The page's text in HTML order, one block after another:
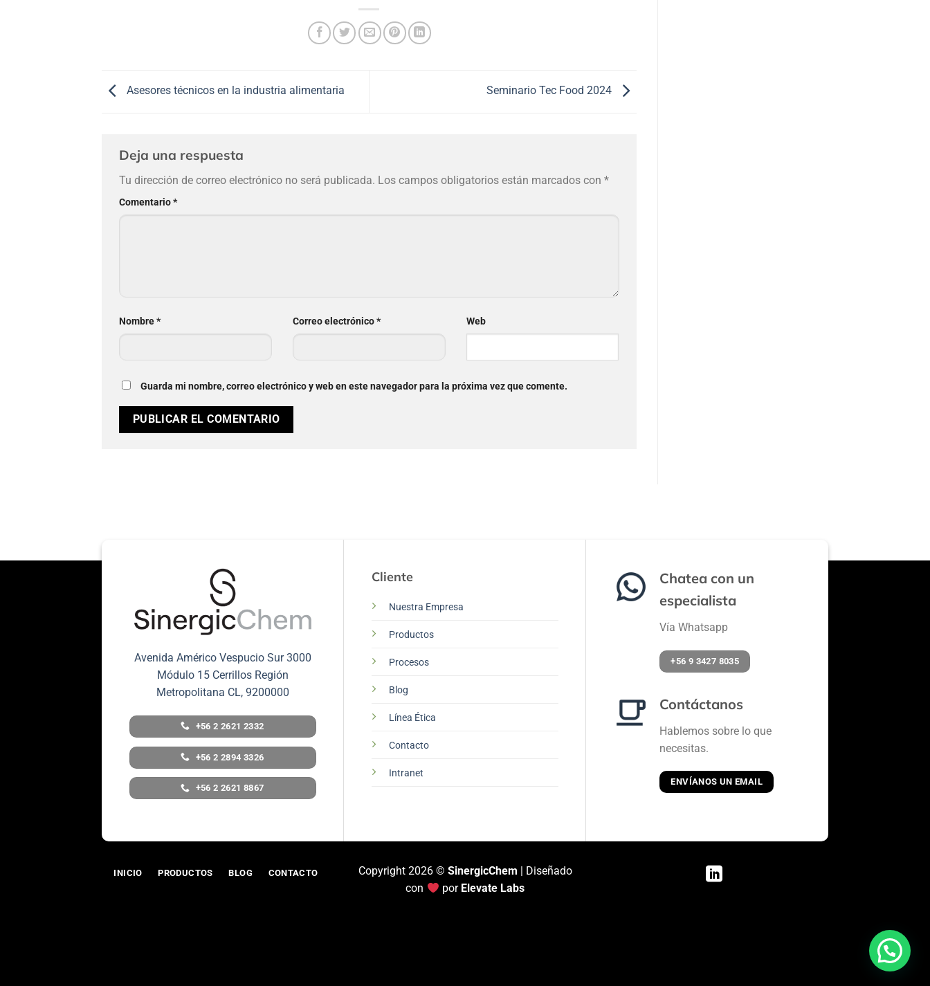
Asesores técnicos en la industria alimentaria Seminario Tec Food 2024
Deja una respuesta
Tu dirección de correo electrónico no será publicada. Los campos obligatorios están marcados con *
Comentario*
Nombre* Correo electrónico* Web
Guarda mi nombre, correo electrónico y web en este navegador para la próxima vez que comente.
Avenida Américo Vespucio Sur 3000
Módulo 15 Cerrillos Región
Metropolitana CL, 9200000
+56 2 2621 2332
+56 2 2894 3326
+56 2 2621 8867
Cliente
Nuestra Empresa
Productos
Procesos
Blog
Línea Ética
Contacto
Intranet
Chatea con un
especialista
Vía Whatsapp
+56 9 3427 8035
Contáctanos
Hablemos sobre lo que
necesitas.
ENVÍANOS UN EMAIL
INICIO PRODUCTOS BLOG CONTACTO Copyright 2026 © SinergicChem | Diseñado
con
por Elevate Labs